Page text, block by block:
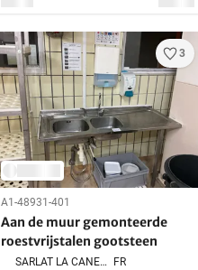
3
A1-48931-401
Aan de muur gemonteerde
roestvrijstalen gootsteen
SARLAT LA CANEDA,
FR